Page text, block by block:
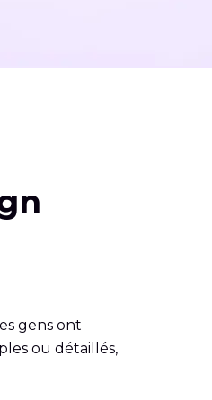
gens ont
ou détaillés,